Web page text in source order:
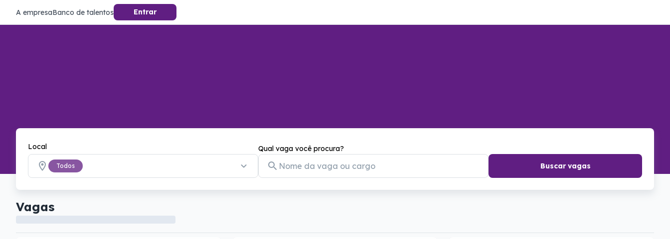
A empresaBanco de talentos Entrar
Local
Todos
Qual vaga você procura?
Buscar vagas
Vagas